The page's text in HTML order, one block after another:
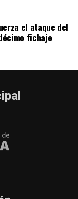
el ataque del
fichaje